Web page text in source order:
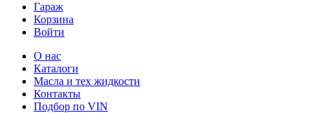
Гараж
Корзина
Войти
О нас
Каталоги
Масла и тех жидкости
Контакты
Подбор по VIN